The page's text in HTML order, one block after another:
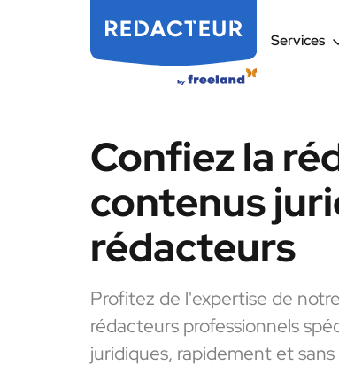
Services
Confiez la
contenus
rédacteurs
Profitez de l'expertise de
rédacteurs professionnels
juridiques, rapidement et